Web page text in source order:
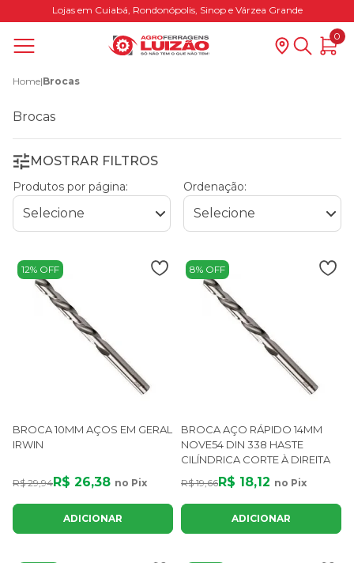
Lojas em Cuiabá, Rondonópolis, Sinop e Várzea Grande
0
Home|Brocas
Brocas
MOSTRAR FILTROS
Produtos por página: Ordenação:
12% OFF
BROCA 10MM AÇOS EM GERAL
IRWIN
R$ 29,94R$ 26,38 no Pix
ADICIONAR
8% OFF
BROCA AÇO RÁPIDO 14MM
NOVE54 DIN 338 HASTE
CILÍNDRICA CORTE À DIREITA
R$ 19,66R$ 18,12 no Pix
ADICIONAR